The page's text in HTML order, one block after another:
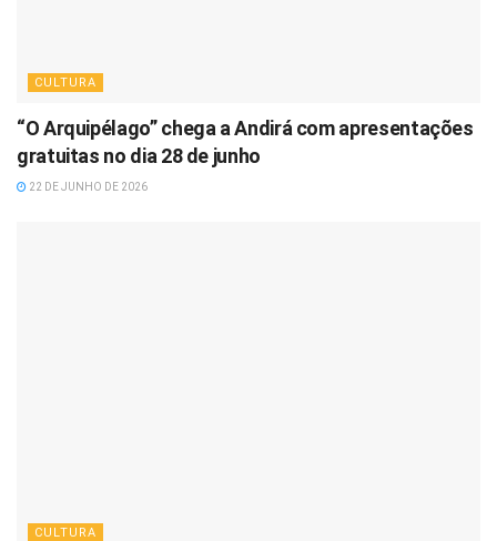
CULTURA
“O Arquipélago” chega a Andirá com apresentações
gratuitas no dia 28 de junho
22 DE JUNHO DE 2026
CULTURA